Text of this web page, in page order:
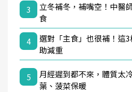
3
立冬補冬，補嘴空！中醫
食
4
選對「主食」也很補！這
助減重
5
月經遲到都不來，體質太
葉、菠菜保暖